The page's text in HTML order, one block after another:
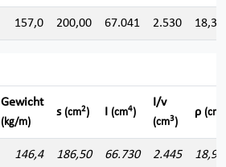
157,0 200,00 67.041 2.530
Gewicht
(kg/m)
s (cm2) I (cm4)
I/v
(cm3)
ρ (cm)
146,4 186,50 66.730 2.445